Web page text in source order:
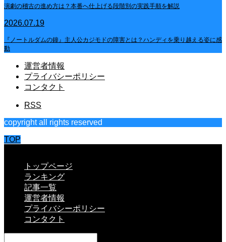
演劇の稽古の進め方は？本番へ仕上げる段階別の実践手順を解説
2026.07.19
『ノートルダムの鐘』主人公カジモドの障害とは？ハンディを乗り越える姿に感
動
運営者情報
プライバシーポリシー
コンタクト
RSS
copyright all rights reserved
TOP
トップページ
ランキング
記事一覧
運営者情報
プライバシーポリシー
コンタクト